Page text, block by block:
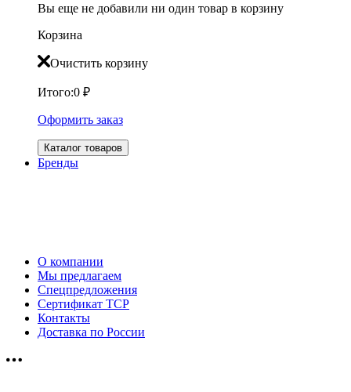
Вы еще не добавили ни один товар в корзину
Корзина
Очистить корзину
Итого:0 ₽
Оформить заказ
Каталог товаров
Бренды
О компании
Мы предлагаем
Спецпредложения
Сертификат ТСР
Контакты
Доставка по России